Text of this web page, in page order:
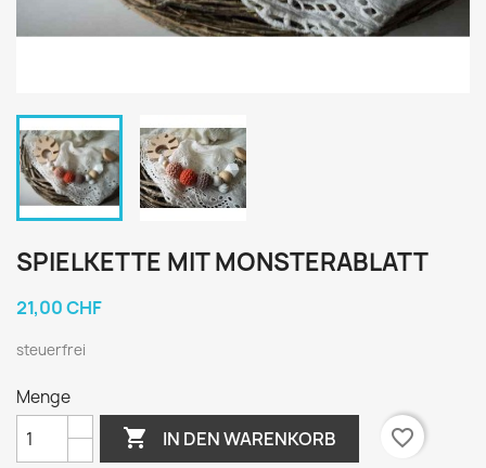
SPIELKETTE MIT MONSTERABLATT
21,00 CHF
steuerfrei
Menge
 IN DEN WARENKORB
favorite_border